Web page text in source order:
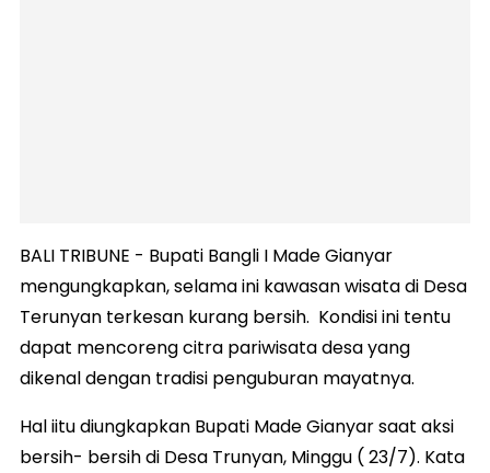
BALI TRIBUNE - Bupati Bangli I Made Gianyar
mengungkapkan, selama ini kawasan wisata di Desa
Terunyan terkesan kurang bersih. Kondisi ini tentu
dapat mencoreng citra pariwisata desa yang
dikenal dengan tradisi penguburan mayatnya.
Hal iitu diungkapkan Bupati Made Gianyar saat aksi
bersih- bersih di Desa Trunyan, Minggu ( 23/7). Kata